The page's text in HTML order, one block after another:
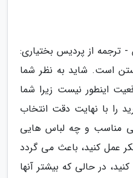
- ترجمه از پردیس بختیاری:
است. شاید به نظر شما
اینطور نیست زیرا شما
را با نهایت دقت انتخاب
مناسب و چه لباس هایی
عمل کنید، باعث می گردد
در حالی که بیشتر آنها